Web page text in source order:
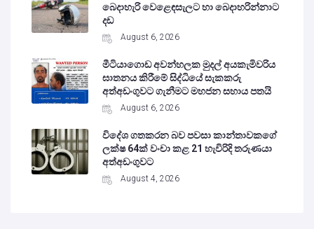
බෙදාහැරි වෙළෙඳසැලට හා බෙදාහරින්නාට
දඩ
August 6, 2026
මීටියාගොඩ අවන්හලක මුදල් අයකැමිවරිය
ඝාතනය කිරීමේ සිද්ධියේ සැකකරු
අත්අඩංගුවට ගැනීමට මහජන සහාය පතයි
August 6, 2026
විදේශ ගතකරන බව පවසා කාන්තාවකගේ
ලක්ෂ 64ක් වංචා කළ 21 හැවිරිදි තරුණයා
අත්අඩංගුවට
August 4, 2026